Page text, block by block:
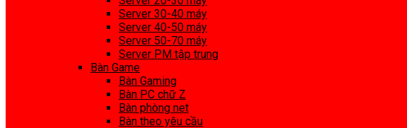
Server 30-40 máy
Server 40-50 máy
Server 50-70 máy
Server PM tập trung
Bàn Game
Bàn Gaming
Bàn PC chữ Z
Bàn phòng net
Bàn theo yêu cầu